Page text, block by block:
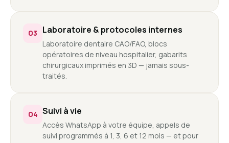
03 Laboratoire & protocoles internes
Laboratoire dentaire CAO/FAO, blocs
opératoires de niveau hospitalier, gabarits
chirurgicaux imprimés en 3D — jamais sous-
traités.
04 Suivi à vie
Accès WhatsApp à votre équipe, appels de
suivi programmés à 1, 3, 6 et 12 mois — et pour